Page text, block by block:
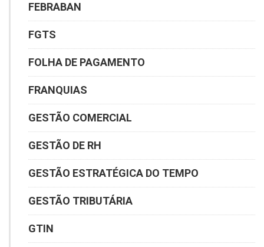
FEBRABAN
FGTS
FOLHA DE PAGAMENTO
FRANQUIAS
GESTÃO COMERCIAL
GESTÃO DE RH
GESTÃO ESTRATÉGICA DO TEMPO
GESTÃO TRIBUTÁRIA
GTIN